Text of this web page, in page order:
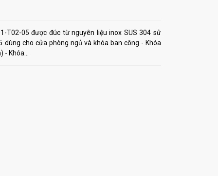
T02-05 được đúc từ nguyên liệu inox SUS 304 sử
dùng cho cửa phòng ngủ và khóa ban công - Khóa
- Khóa...